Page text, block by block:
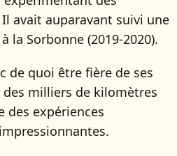
avait auparavant suivi une
la Sorbonne (2019‑2020).
de quoi être fière de ses
milliers de kilomètres
des expériences